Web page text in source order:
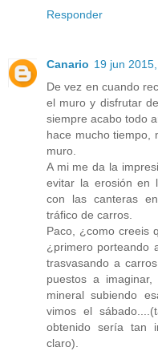
Responder
Canario 19 jun
De vez en cuando
el muro y disfrutar
siempre acabo todo
hace mucho tiempo,
muro.
A mi me da la
evitar la erosión en
con las canteras
tráfico de carros.
Paco, ¿como creeis
¿primero porteando
trasvasando a
puestos a
mineral subiendo
vimos el
obtenido sería tan
claro).